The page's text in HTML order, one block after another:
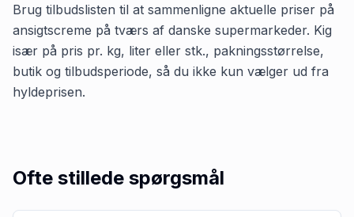
Brug tilbudslisten til at sammenligne aktuelle priser på
ansigtscreme på tværs af danske supermarkeder. Kig
især på pris pr. kg, liter eller stk., pakningsstørrelse,
butik og tilbudsperiode, så du ikke kun vælger ud fra
hyldeprisen.
Ofte stillede spørgsmål